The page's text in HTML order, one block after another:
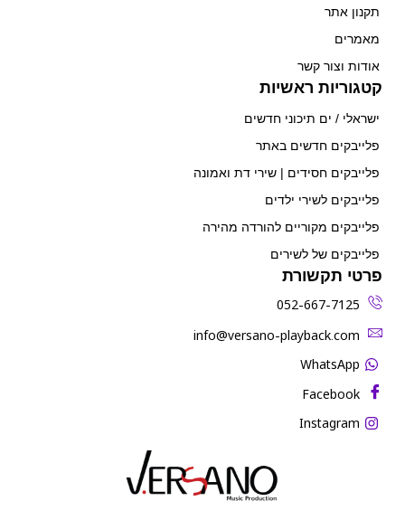
תקנון אתר
מאמרים
אודות וצור קשר
קטגוריות ראשיות
ישראלי / ים תיכוני חדשים
פלייבקים חדשים באתר
פלייבקים חסידים | שירי דת ואמונה
פלייבקים לשירי ילדים
פלייבקים מקוריים להורדה מהירה
פלייבקים של לשירים
פרטי תקשורת
052-667-7125
‫info@versano-playback.com‬
WhatsApp
Facebook
Instagram